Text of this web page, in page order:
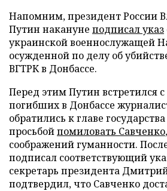
Напомним, президент России
Путин накануне подписал указ
украинской военнослужащей
осужденной по делу об
ВГТРК в Донбассе.
Перед этим Путин встретился
погибших в Донбассе
обратились к главе государства
просьбойпомиловать Савченко
соображений гуманности.
подписал соответствующий
секретарь президента
подтвердил, что Савченко